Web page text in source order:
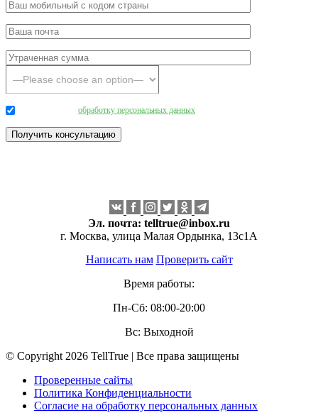
обработку персональных данных
Эл. почта: telltrue@inbox.ru
г. Москва, улица Малая Ордынка, 13с1А
Написать нам Проверить сайт
Время работы:
Пн-Сб: 08:00-20:00
Вс: Выходной
© Copyright 2026 TellTrue | Все права защищены
Проверенные сайты
Политика Конфиденциальности
Согласие на обработку персональных данных